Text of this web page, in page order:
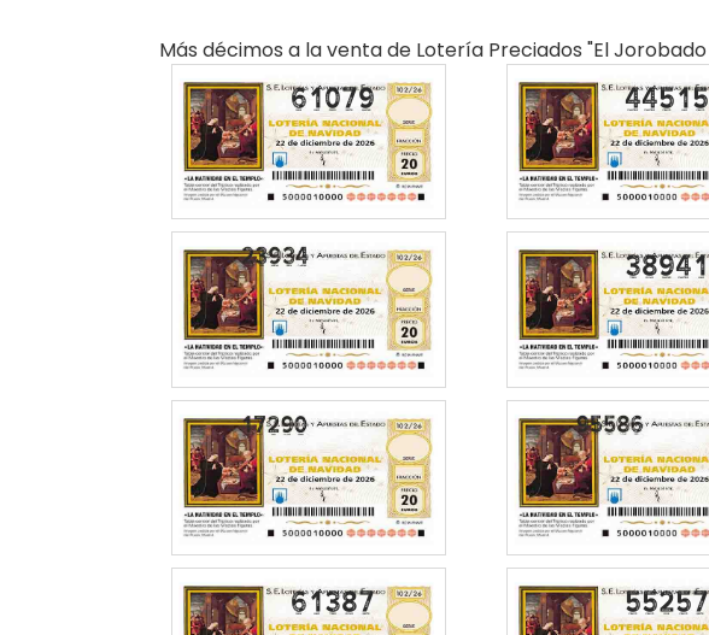
Más décimos a la venta de Lotería Preciados "el Jorobado
61079 44515
38941
61387 55257